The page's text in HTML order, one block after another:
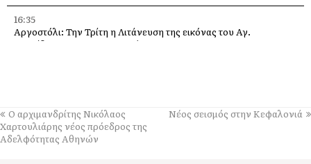
16:35
Αργοστόλι: Την Τρίτη η Λιτάνευση της εικόνας του Αγ.
Σπυρίδωνα για τους σεισμούς του 53
13:40
Γιάννης Τρεπεκλής: Τιμή στη μνήμη του Αθανασίου Μπεσλεμέ
και σε όσους δίνουν τη μάχη με τις φλόγες
Ο αρχιμανδρίτης Νικόλαος
Χαρτουλιάρης νέος πρόεδρος της
Αδελφότητας Αθηνών
Νέος σεισμός στην Κεφαλονιά